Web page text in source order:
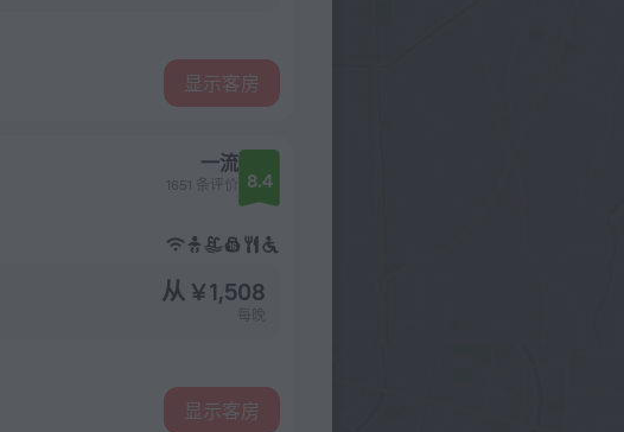
显示客房
一流
1651 条评价 8.4
从 ¥ 1,508
显示客房